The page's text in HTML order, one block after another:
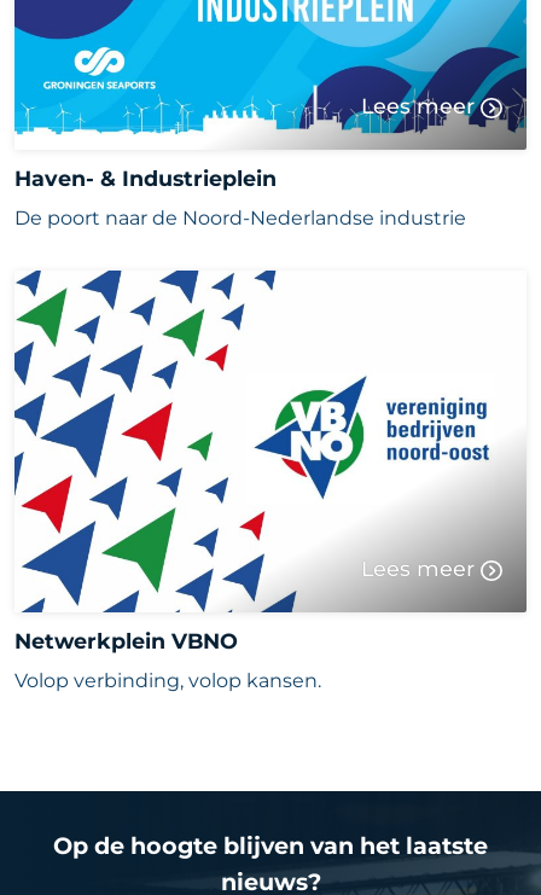
Lees meer
Haven- & Industrieplein
De poort naar de Noord-Nederlandse industrie
Lees meer
Netwerkplein VBNO
Volop verbinding, volop kansen.
Op de hoogte blijven van het laatste
nieuws?